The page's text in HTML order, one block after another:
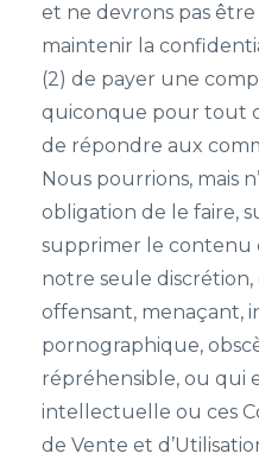
et ne devrons pas être
maintenir la
(2) de payer une
quiconque pour tout
de répondre aux
Nous pourrions, mais
obligation de le faire,
supprimer le contenu
notre seule
offensant, menaçant,
pornographique,
répréhensible, ou
intellectuelle ou ces
de Vente et